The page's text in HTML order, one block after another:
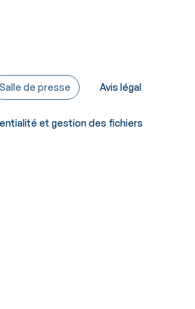
Salle de presse Avis légal
et gestion des fichiers